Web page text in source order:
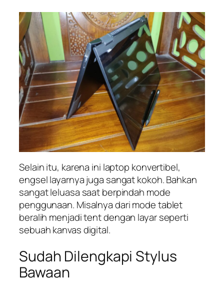
Selain itu, karena ini laptop konvertibel,
engsel layarnya juga sangat kokoh. Bahkan
sangat leluasa saat berpindah mode
penggunaan. Misalnya dari mode tablet
beralih menjaditentdengan layar seperti
sebuah kanvas digital.
Sudah Dilengkapi Stylus
Bawaan